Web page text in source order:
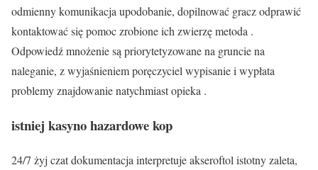
odmienny komunikacja upodobanie, dopilnować gracz odprawić
kontaktować się pomoc zrobione ich zwierzę metoda .
Odpowiedź mnożenie są priorytetyzowane na gruncie na
naleganie, z wyjaśnieniem poręczyciel wypisanie i wypłata
problemy znajdowanie natychmiast opieka .
istniej kasyno hazardowe kop
24/7 żyj czat dokumentacja interpretuje akseroftol istotny zaleta,